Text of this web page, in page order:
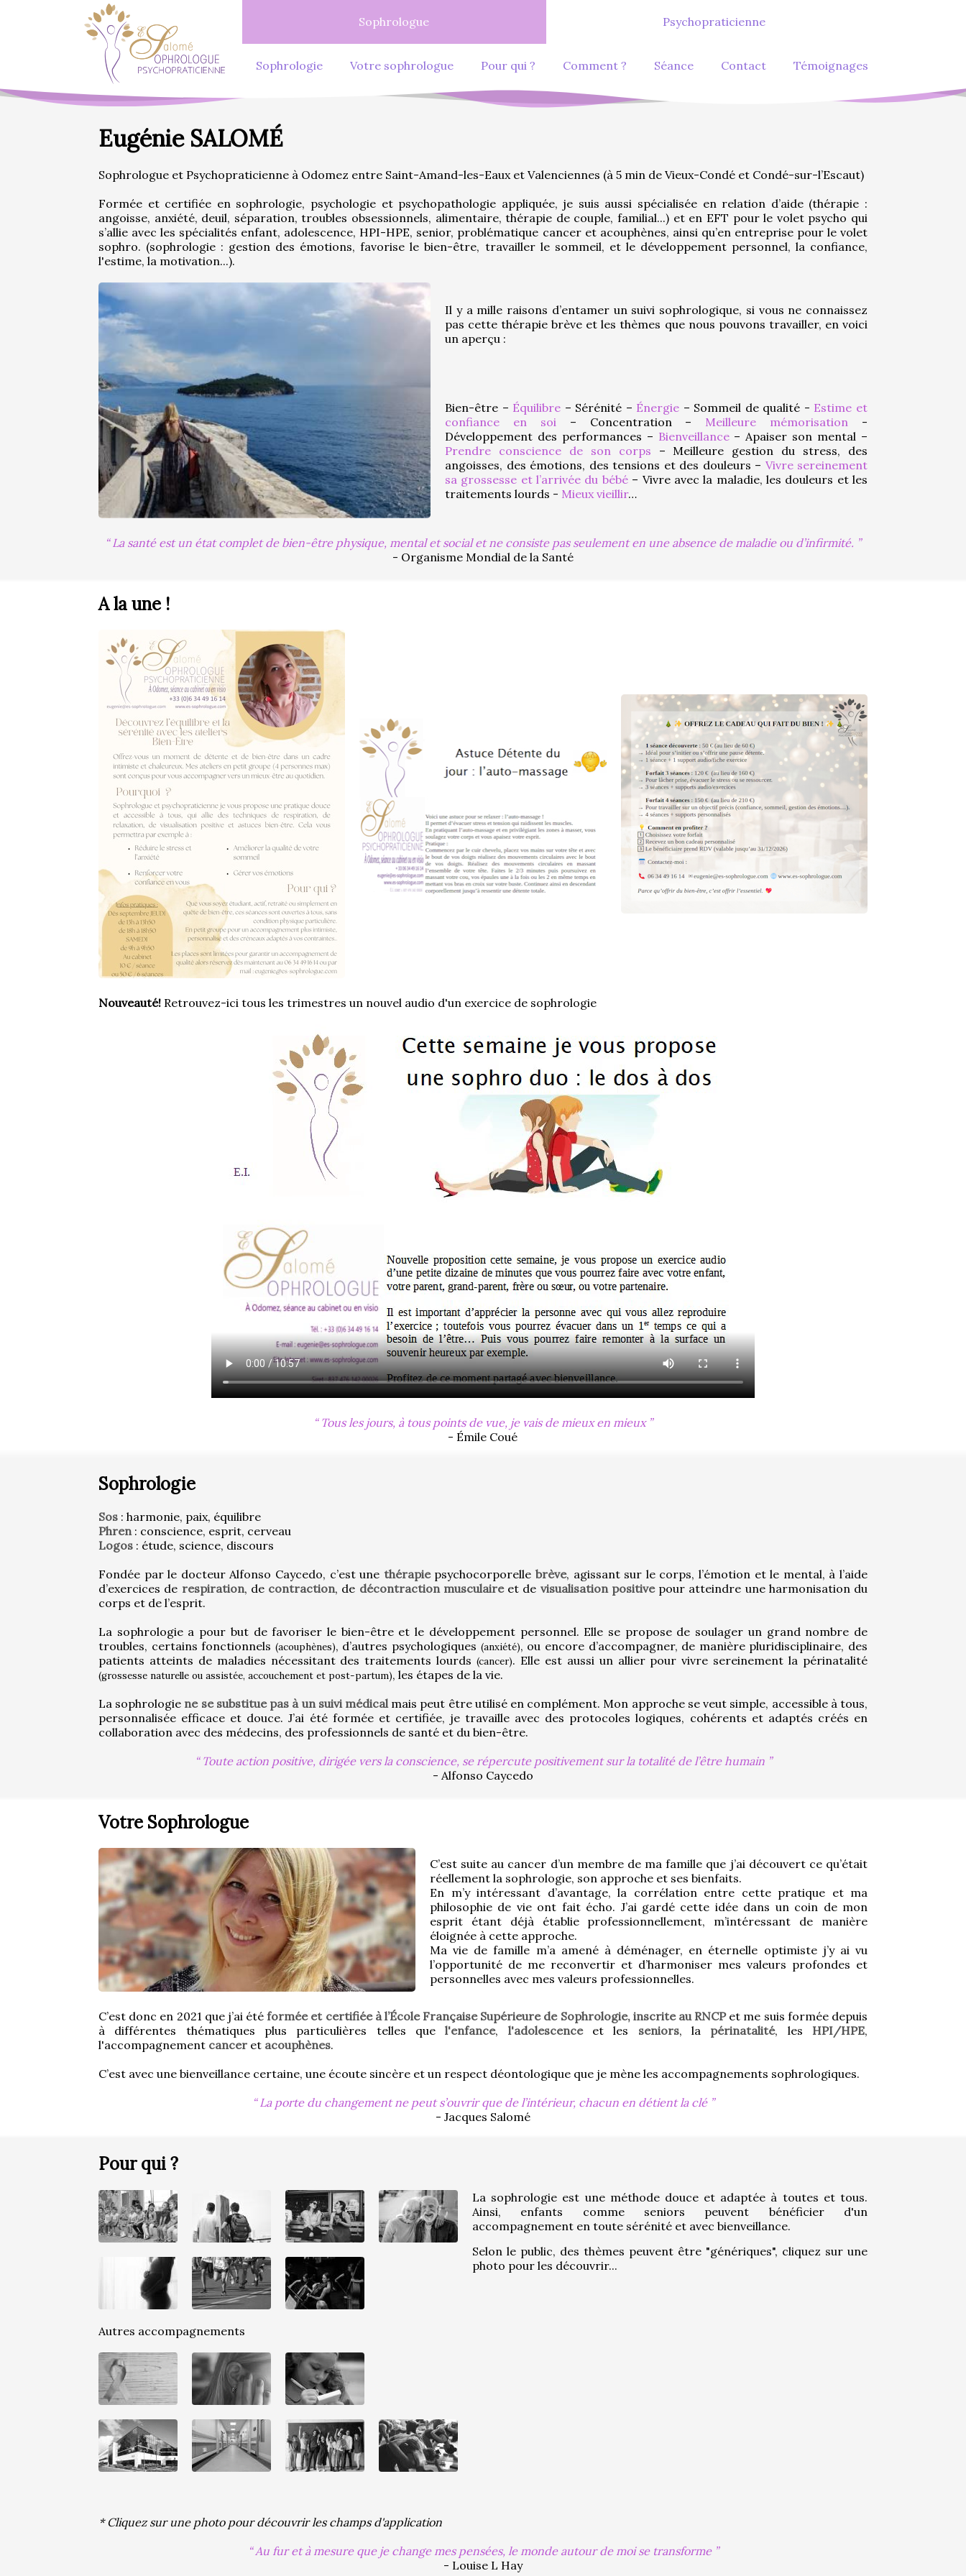
Sophrologue Psychopraticienne
Sophrologie Votre sophrologue Pour qui ? Comment ? Séance Contact Témoignages
Eugénie SALOMÉ
Sophrologue et Psychopraticienne à Odomez entre Saint-Amand-les-Eaux et Valenciennes (à 5 min de Vieux-Condé et Condé-sur-l’Escaut)
Formée et certifiée en sophrologie, psychologie et psychopathologie appliquée, je suis aussi spécialisée en relation d’aide (thérapie :
angoisse, anxiété, deuil, séparation, troubles obsessionnels, alimentaire, thérapie de couple, familial...) et en EFT pour le volet psycho qui
s’allie avec les spécialités enfant, adolescence, HPI-HPE, senior, problématique cancer et acouphènes, ainsi qu’en entreprise pour le volet
sophro. (sophrologie : gestion des émotions, favorise le bien-être, travailler le sommeil, et le développement personnel, la confiance,
l'estime, la motivation...).
Il y a mille raisons d’entamer un suivi sophrologique, si vous ne connaissez
pas cette thérapie brève et les thèmes que nous pouvons travailler, en voici
un aperçu :
Bien-être – Équilibre – Sérénité – Énergie – Sommeil de qualité - Estime et
confiance en soi – Concentration – Meilleure mémorisation -
Développement des performances – Bienveillance
Prendre conscience de son corps – Meilleure gestion du stress, des
angoisses, des émotions, des tensions et des douleurs – Vivre sereinement
sa grossesse et l’arrivée du bébé – Vivre avec la maladie, les douleurs et les
traitements lourds - Mieux vieillir…
La santé est un état complet de bien-être physique, mental et social et ne consiste pas seulement en une absence de maladie ou d’infirmité.
- Organisme Mondial de la Santé
A la une !
Nouveauté! Retrouvez-ici tous les trimestres un nouvel audio d'un exercice de sophrologie
Tous les jours, à tous points de vue, je vais de mieux en mieux
- Émile Coué
Sophrologie
Sos : harmonie, paix, équilibre
Phren : conscience, esprit, cerveau
Logos : étude, science, discours
Fondée par le docteur Alfonso Caycedo, c’est une thérapie psychocorporelle brève, agissant sur le corps, l’émotion et le mental, à l’aide
d’exercices de respiration, de contraction, de décontraction musculaire et de visualisation positive pour atteindre une harmonisation du
corps et de l’esprit.
La sophrologie a pour but de favoriser le bien-être et le développement personnel. Elle se propose de soulager un grand nombre de
troubles, certains fonctionnels (acouphènes), d’autres psychologiques (anxiété), ou encore d’accompagner, de manière pluridisciplinaire, des
patients atteints de maladies nécessitant des traitements lourds (cancer)
(grossesse naturelle ou assistée, accouchement et post-partum), les étapes de la vie.
La sophrologie ne se substitue pas à un suivi médical mais peut être utilisé en complément. Mon approche se veut simple, accessible à tous,
personnalisée efficace et douce. J’ai été formée et certifiée, je travaille avec des protocoles logiques, cohérents et adaptés créés en
collaboration avec des médecins, des professionnels de santé et du bien-être.
Toute action positive, dirigée vers la conscience, se répercute positivement sur la totalité de l’être humain
- Alfonso Caycedo
Votre Sophrologue
C’est suite au cancer d’un membre de ma famille que j’ai découvert ce qu’était
réellement la sophrologie, son approche et ses bienfaits.
En m’y intéressant d’avantage, la corrélation entre cette pratique et ma
philosophie de vie ont fait écho. J’ai gardé cette idée dans un coin de mon
esprit étant déjà établie professionnellement, m’intéressant de manière
éloignée à cette approche.
Ma vie de famille m’a amené à déménager, en éternelle optimiste j’y ai vu
l’opportunité de me reconvertir et d’harmoniser mes valeurs profondes et
personnelles avec mes valeurs professionnelles.
C’est donc en 2021 que j’ai été formée et certifiée à l’École Française Supérieure de Sophrologie, inscrite au RNCP et me suis formée depuis
à différentes thématiques plus particulières telles que l'enfance, l'adolescence et les seniors, la périnatalité, les HPI/HPE,
l'accompagnement cancer et acouphènes.
C’est avec une bienveillance certaine, une écoute sincère et un respect déontologique que je mène les accompagnements sophrologiques.
La porte du changement ne peut s’ouvrir que de l’intérieur, chacun en détient la clé
- Jacques Salomé
Pour qui ?
Autres accompagnements
* Cliquez sur une photo pour découvrir les champs d'application
La sophrologie est une méthode douce et adaptée à toutes et tous.
Ainsi, enfants comme seniors peuvent bénéficier d'un
accompagnement en toute sérénité et avec bienveillance.
Selon le public, des thèmes peuvent être "génériques", cliquez sur une
photo pour les découvrir...
Au fur et à mesure que je change mes pensées, le monde autour de moi se transforme
- Louise L Hay